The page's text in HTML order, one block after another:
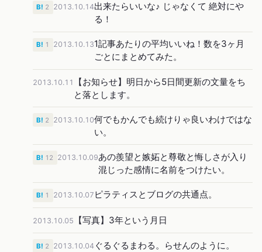
2013.10.14出来たらいいな♪ じゃなくて 絶対にや
る！
B! 2
2013.10.131記事あたりの平均いいね！数を3ヶ月
ごとにまとめてみた。
B! 1
2013.10.11
【お知らせ】明日から5日間更新の文量をち
と落とします。
2013.10.10何でもかんでも続けりゃ良いわけではな
い。
B! 2
2013.10.09あの羨望と嫉妬と尊敬と悔しさが入り
混じった感情に名前をつけたい。
B! 12
2013.10.07 ピラティスとブログの共通点。
B! 1
2013.10.05 【写真】3年という月日
2013.10.04 ぐるぐるまわる。らせんのように。
B! 2